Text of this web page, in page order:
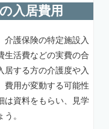
入居費用
介護保険の特定施設入
生活費などの実費の合
居する方の介護度や入
費用が変動する可能性
は資料をもらい、見学
。